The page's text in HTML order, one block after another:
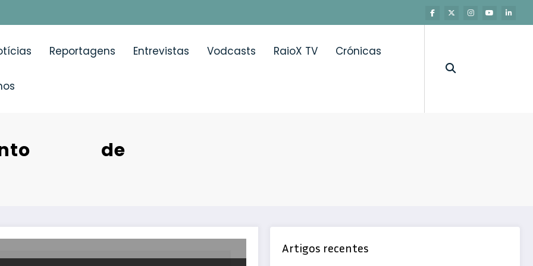
Reportagens Entrevistas Vodcasts RaioX TV Crónicas
de
Artigos recentes